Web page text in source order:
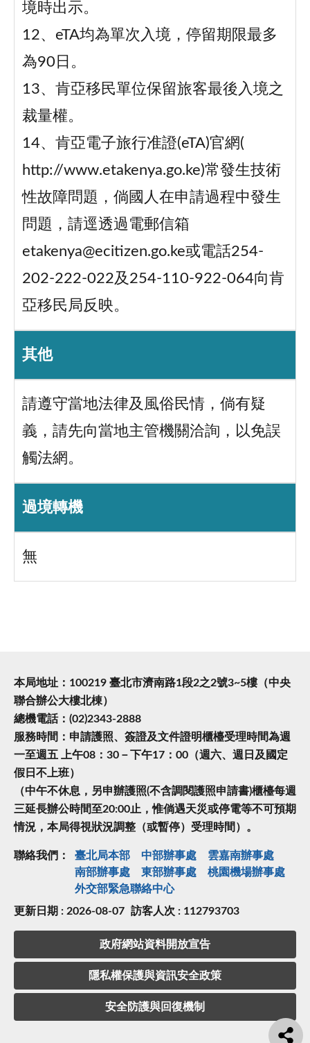
境時出示。
12、eTA均為單次入境，停留期限最多
為90日。
13、肯亞移民單位保留旅客最後入境之
裁量權。
14、肯亞電子旅行准證(eTA)官網(
http://www.etakenya.go.ke)常發生技術
性故障問題，倘國人在申請過程中發生
問題，請逕透過電郵信箱
etakenya@ecitizen.go.ke或電話254-
202-222-022及254-110-922-064向肯
亞移民局反映。
其他
請遵守當地法律及風俗民情，倘有疑
義，請先向當地主管機關洽詢，以免誤
觸法網。
過境轉機
無
本局地址：100219 臺北市濟南路1段2之2號3~5樓（中央
聯合辦公大樓北棟）
總機電話：(02)2343-2888
服務時間：申請護照、簽證及文件證明櫃檯受理時間為週
一至週五 上午08：30－下午17：00（週六、週日及國定
假日不上班）
（中午不休息，另申辦護照(不含調閱護照申請書)櫃檯每週
三延長辦公時間至20:00止，惟倘遇天災或停電等不可預期
情況，本局得視狀況調整（或暫停）受理時間）。
聯絡我們： 臺北局本部 中部辦事處
雲嘉南辦事處
南部辦事處
東部辦事處
桃園機場辦事處
外交部緊急聯絡中⼼
更新日期 : 2026-08-07 訪客人次 : 112793703
政府網站資料開放宣告
隱私權保護與資訊安全政策
安全防護與回復機制